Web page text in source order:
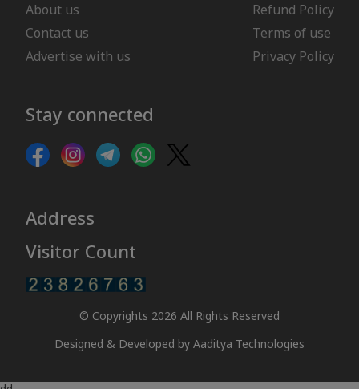
About us
Contact us
Advertise with us
Refund Policy
Terms of use
Privacy Policy
Stay connected
Address
Visitor Count
© Copyrights 2026 All Rights Reserved
Designed & Developed by Aaditya Technologies